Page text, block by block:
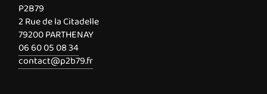
P2B79
2 Rue de la Citadelle
79200 PARTHENAY
06 60 05 08 34
contact@p2b79.fr